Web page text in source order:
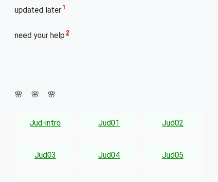
updated later 1
need your help 2
🌸 🌸 🌸
Jud-intro Jud01 Jud02
Jud03 Jud04 Jud05